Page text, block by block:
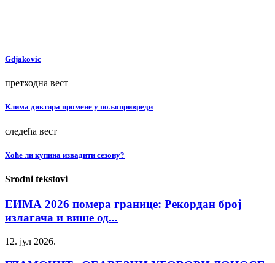
Gdjakovic
претходна вест
Клима диктира промене у пољопривреди
следећа вест
Хоће ли купина извадити сезону?
Srodni tekstovi
ЕИМА 2026 помера границе: Рекордан број
излагача и више од...
12. јул 2026.